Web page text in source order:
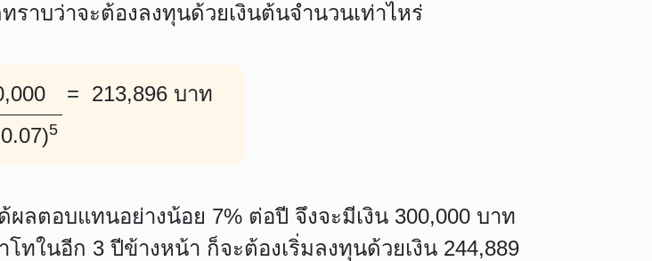
าบว่าจะต้องลงทุนด้วยเงินต้นจำนวนเท่าไหร่
= 213,896 บาท
5
ลตอบแทนอย่างน้อย 7% ต่อปี จึงจะมีเงิน 300,000 บาท
ในอีก 3 ปีข้างหน้า ก็จะต้องเริ่มลงทุนด้วยเงิน 244,889